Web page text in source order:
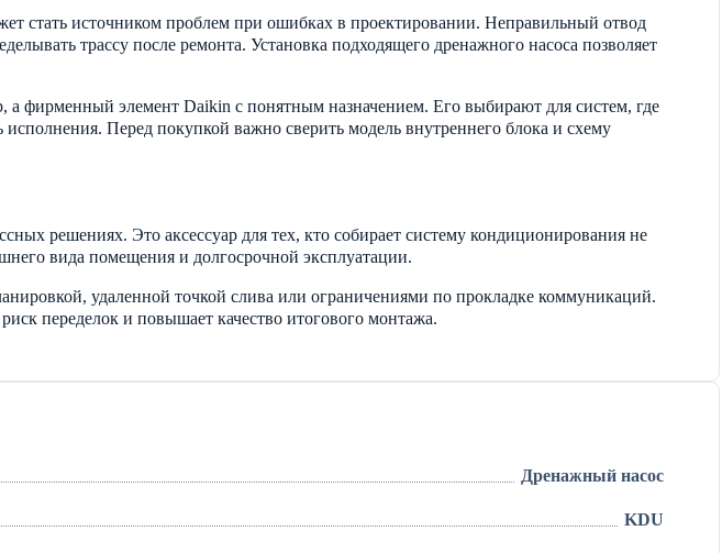
стать источником проблем при ошибках в проектировании. Неправильный отвод
трассу после ремонта. Установка подходящего дренажного насоса позволяет
а фирменный элемент Daikin с понятным назначением. Его выбирают для систем, где
Перед покупкой важно сверить модель внутреннего блока и схему
решениях. Это аксессуар для тех, кто собирает систему кондиционирования не
вида помещения и долгосрочной эксплуатации.
удаленной точкой слива или ограничениями по прокладке коммуникаций.
переделок и повышает качество итогового монтажа.
Дренажный насос
KDU